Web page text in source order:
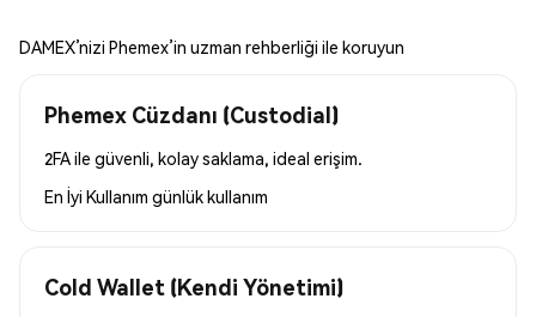
DAMEX’nizi Phemex’in uzman rehberliği ile koruyun
Phemex Cüzdanı (Custodial)
2FA ile güvenli, kolay saklama, ideal erişim.
En İyi Kullanım günlük kullanım
Cold Wallet (Kendi Yönetimi)